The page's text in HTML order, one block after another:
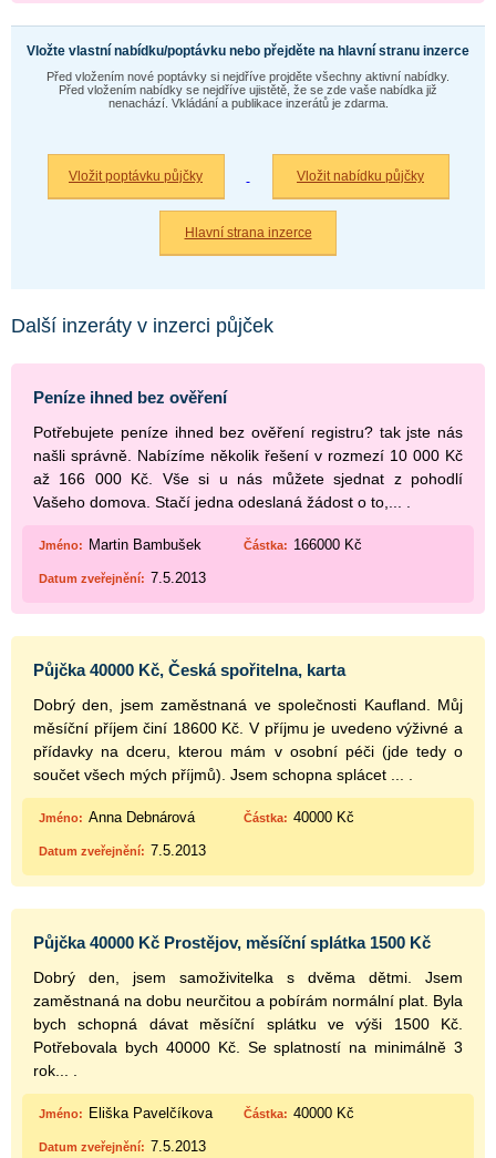
Vložte vlastní nabídku/poptávku nebo přejděte na hlavní stranu inzerce
Před vložením nové poptávky si nejdříve projděte všechny aktivní nabídky.
Před vložením nabídky se nejdříve ujistětě, že se zde vaše nabídka již
nenachází. Vkládání a publikace inzerátů je zdarma.
Vložit poptávku půjčky Vložit nabídku půjčky
Hlavní strana inzerce
Další inzeráty v inzerci půjček
Peníze ihned bez ověření
Potřebujete peníze ihned bez ověření registru? tak jste nás
našli správně. Nabízíme několik řešení v rozmezí 10 000 Kč
až 166 000 Kč. Vše si u nás můžete sjednat z pohodlí
Vašeho domova. Stačí jedna odeslaná žádost o to,... .
Jméno: Martin Bambušek Částka: 166000 Kč
Datum zveřejnění: 7.5.2013
Půjčka 40000 Kč, Česká spořitelna, karta
Dobrý den, jsem zaměstnaná ve společnosti Kaufland. Můj
měsíční příjem činí 18600 Kč. V příjmu je uvedeno výživné a
přídavky na dceru, kterou mám v osobní péči (jde tedy o
součet všech mých příjmů). Jsem schopna splácet ... .
Jméno: Anna Debnárová Částka: 40000 Kč
Datum zveřejnění: 7.5.2013
Půjčka 40000 Kč Prostějov, měsíční splátka 1500 Kč
Dobrý den, jsem samoživitelka s dvěma dětmi. Jsem
zaměstnaná na dobu neurčitou a pobírám normální plat. Byla
bych schopná dávat měsíční splátku ve výši 1500 Kč.
Potřebovala bych 40000 Kč. Se splatností na minimálně 3
rok... .
Jméno: Eliška Pavelčíkova Částka: 40000 Kč
Datum zveřejnění: 7.5.2013